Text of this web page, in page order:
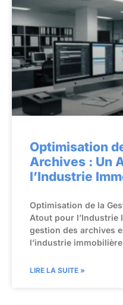
Optimisation
Archives : Un
l’Industrie
Optimisation de la
Atout pour l’Industrie
gestion des archives
l’industrie
LIRE LA SUITE »